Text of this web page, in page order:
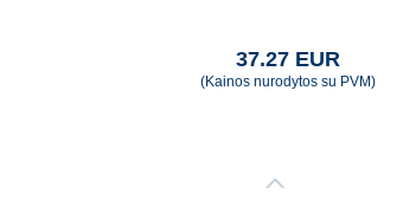
37.27 EUR
(Kainos nurodytos su PVM)